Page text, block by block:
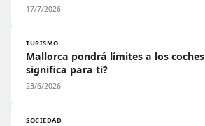
17/7/2026
TURISMO
Mallorca pondrá límites a los
significa para ti?
23/6/2026
SOCIEDAD